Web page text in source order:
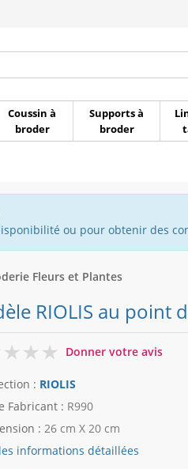
Coussin à
broder
Supports à
broder
ou pour obtenir des
Fleurs et Plantes
RIOLIS au point
0
Donner votre avis
: RIOLIS
Fabricant : R990
: 26 cm X 20 cm
informations détaillées